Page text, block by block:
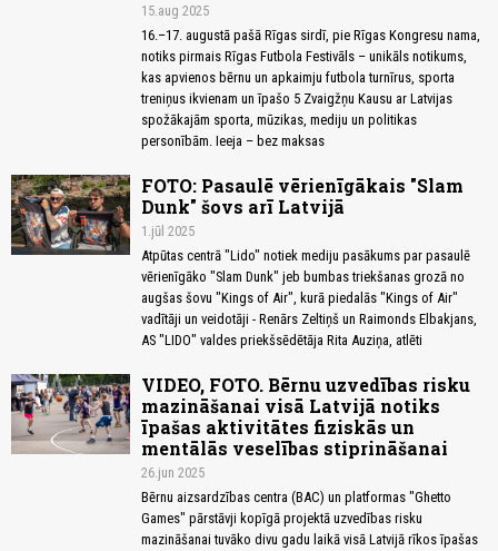
15.aug 2025
16.–17. augustā pašā Rīgas sirdī, pie Rīgas Kongresu nama,
notiks pirmais Rīgas Futbola Festivāls – unikāls notikums,
kas apvienos bērnu un apkaimju futbola turnīrus, sporta
treniņus ikvienam un īpašo 5 Zvaigžņu Kausu ar Latvijas
spožākajām sporta, mūzikas, mediju un politikas
personībām. Ieeja – bez maksas
FOTO: Pasaulē vērienīgākais "Slam
Dunk" šovs arī Latvijā
1.jūl 2025
Atpūtas centrā "Lido" notiek mediju pasākums par pasaulē
vērienīgāko "Slam Dunk" jeb bumbas triekšanas grozā no
augšas šovu "Kings of Air", kurā piedalās "Kings of Air"
vadītāji un veidotāji - Renārs Zeltiņš un Raimonds Elbakjans,
AS "LIDO" valdes priekšsēdētāja Rita Auziņa, atlēti
VIDEO, FOTO. Bērnu uzvedības risku
mazināšanai visā Latvijā notiks
īpašas aktivitātes fiziskās un
mentālās veselības stiprināšanai
26.jun 2025
Bērnu aizsardzības centra (BAC) un platformas "Ghetto
Games" pārstāvji kopīgā projektā uzvedības risku
mazināšanai tuvāko divu gadu laikā visā Latvijā rīkos īpašas